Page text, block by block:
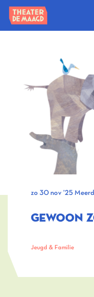
GEWOON
zo 30 nov ’25
Jeugd & Familie